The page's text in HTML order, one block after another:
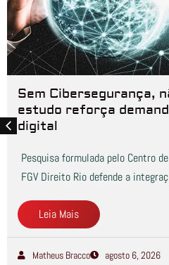
Sem Cibersegurança,
estudo reforça
digital
Pesquisa formulada pelo Centro
FGV Direito Rio defende a
Leia Mais
Matheus Bracco agosto 6, 2026